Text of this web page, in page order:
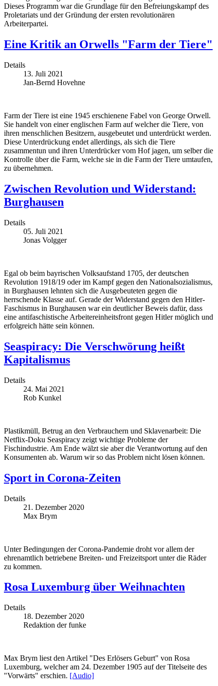
Dieses Programm war die Grundlage für den Befreiungskampf des
Proletariats und der Gründung der ersten revolutionären
Arbeiterpartei.
Eine Kritik an Orwells "Farm der Tiere"
Details
13. Juli 2021
Jan-Bernd Hovehne
Farm der Tiere ist eine 1945 erschienene Fabel von George Orwell.
Sie handelt von einer englischen Farm auf welcher die Tiere, von
ihren menschlichen Besitzern, ausgebeutet und unterdrückt werden.
Diese Unterdrückung endet allerdings, als sich die Tiere
zusammentun und ihren Unterdrücker vom Hof jagen, um selber die
Kontrolle über die Farm, welche sie in die Farm der Tiere umtaufen,
zu übernehmen.
Zwischen Revolution und Widerstand:
Burghausen
Details
05. Juli 2021
Jonas Volgger
Egal ob beim bayrischen Volksaufstand 1705, der deutschen
Revolution 1918/19 oder im Kampf gegen den Nationalsozialismus,
in Burghausen lehnten sich die Ausgebeuteten gegen die
herrschende Klasse auf. Gerade der Widerstand gegen den Hitler-
Faschismus in Burghausen war ein deutlicher Beweis dafür, dass
eine antifaschistische Arbeitereinheitsfront gegen Hitler möglich und
erfolgreich hätte sein können.
Seaspiracy: Die Verschwörung heißt
Kapitalismus
Details
24. Mai 2021
Rob Kunkel
Plastikmüll, Betrug an den Verbrauchern und Sklavenarbeit: Die
Netflix-Doku Seaspiracy zeigt wichtige Probleme der
Fischindustrie. Am Ende wälzt sie aber die Verantwortung auf den
Konsumenten ab. Warum wir so das Problem nicht lösen können.
Sport in Corona-Zeiten
Details
21. Dezember 2020
Max Brym
Unter Bedingungen der Corona-Pandemie droht vor allem der
ehrenamtlich betriebene Breiten- und Freizeitsport unter die Räder
zu kommen.
Rosa Luxemburg über Weihnachten
Details
18. Dezember 2020
Redaktion der funke
Max Brym liest den Artikel "Des Erlösers Geburt" von Rosa
Luxemburg, welcher am 24. Dezember 1905 auf der Titelseite des
"Vorwärts" erschien. [Audio]